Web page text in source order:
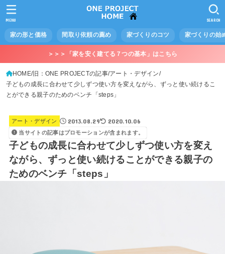
家の形と価格 間取り依頼の薦め 家づくりのコツ 家づくりの始
SEARCH
MENU
＞＞＞「家を安く建てる７つの基本」はこちら
HOME 旧：ONE PROJECTの記事 アート・デザイン
子どもの成長に合わせて少しずつ使い方を変えながら、ずっと使い続けるこ
とができる親子のためのベンチ「steps」
アート・デザイン 2013.08.29 2020.10.06
当サイトの記事はプロモーションが含まれます。
子どもの成長に合わせて少しずつ使い方を変え
ながら、ずっと使い続けることができる親子の
ためのベンチ「steps」